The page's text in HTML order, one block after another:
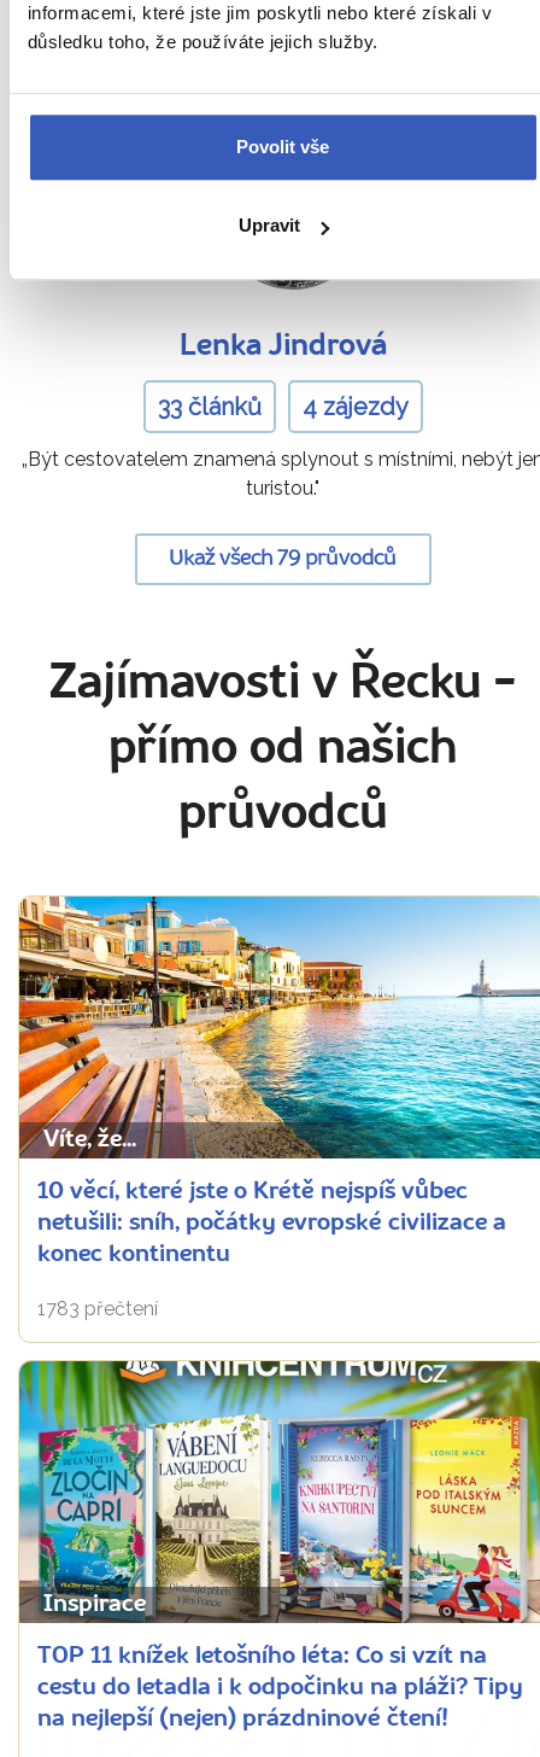
informacemi, které jste jim poskytli nebo které získali v
důsledku toho, že používáte jejich služby.
Povolit vše
Upravit
4 zájezdy
sama sebe."
Lenka Jindrová
33 článků 4 zájezdy
„Být cestovatelem znamená splynout s místními, nebýt
turistou."
Ukaž všech 79 průvodců
Zajímavosti v Řecku -
přímo od našich
průvodců
Víte, že...
10 věcí, které jste o Krétě nejspíš vůbec
netušili: sníh, počátky evropské civilizace a
konec kontinentu
1783 přečtení
Inspirace
TOP 11 knížek letošního léta: Co si vzít na
cestu do letadla i k odpočinku na pláži? Tipy
na nejlepší (nejen) prázdninové čtení!